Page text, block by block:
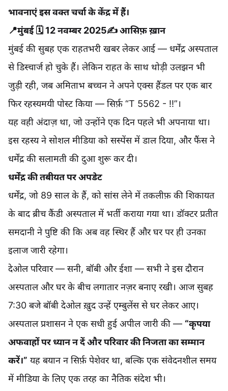
भावनाएं इस वक्त चर्चा के केंद्र में हैं।
📍मुंबई 🗓️ 12 नवम्बर 2025✍️ आसिफ़ ख़ान
मुंबई की सुबह एक राहतभरी खबर लेकर आई — धर्मेंद्र अस्पताल
से डिस्चार्ज हो चुके हैं। लेकिन राहत के साथ थोड़ी उलझन भी
जुड़ी रही, जब अमिताभ बच्चन ने अपने एक्स हैंडल पर एक बार
फिर रहस्यमयी पोस्ट किया — सिर्फ़ “T 5562 - !!”।
यह वही अंदाज़ था, जो उन्होंने एक दिन पहले भी अपनाया था।
इस रहस्य ने सोशल मीडिया को सस्पेंस में डाल दिया, और फैंस ने
धर्मेंद्र की सलामती की दुआ शुरू कर दी।
धर्मेंद्र की तबीयत पर अपडेट
धर्मेंद्र, जो 89 साल के हैं, को सांस लेने में तकलीफ़ की शिकायत
के बाद ब्रीच कैंडी अस्पताल में भर्ती कराया गया था। डॉक्टर प्रतीत
समदानी ने पुष्टि की कि अब वह स्थिर हैं और घर पर ही उनका
इलाज जारी रहेगा।
देओल परिवार — सनी, बॉबी और ईशा — सभी ने इस दौरान
अस्पताल और घर के बीच लगातार नज़र बनाए रखी। आज सुबह
7:30 बजे बॉबी देओल ख़ुद उन्हें एम्बुलेंस से घर लेकर आए।
अस्पताल प्रशासन ने एक सधी हुई अपील जारी की — “कृपया
अफवाहों पर ध्यान न दें और परिवार की निजता का सम्मान
करें।” यह बयान न सिर्फ़ पेशेवर था, बल्कि एक संवेदनशील समय
में मीडिया के लिए एक तरह का नैतिक संदेश भी।